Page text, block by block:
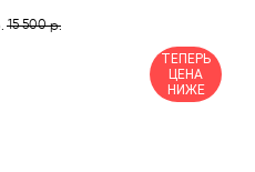
15 500 р.
ТЕПЕРЬ
ЦЕНА
НИЖЕ